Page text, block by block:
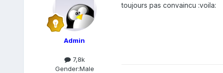
Admin
7,8k
Gender:Male
toujours pas convaincu :voila: